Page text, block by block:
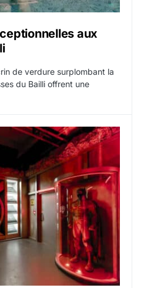
aux
de verdure surplombant la
du Bailli offrent une